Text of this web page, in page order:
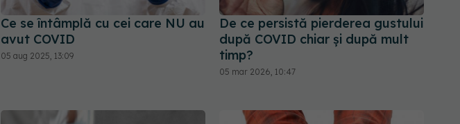
Ce se întâmplă cu cei care NU au
avut COVID
05 aug 2025, 13:09
De ce persistă pierderea gustului
după COVID chiar și după mult
timp?
05 mar 2026, 10:47